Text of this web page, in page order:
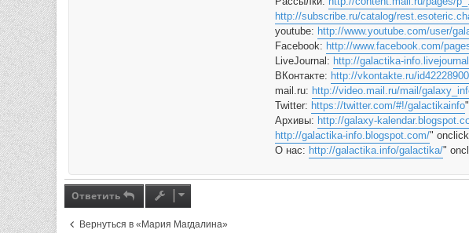
http://subscribe.ru/catalog/
youtube: http://www.youtube.com/user/
Facebook: http://www.facebook.com/
LiveJournal: http://galactika-
ВКонтакте: http://vkontakte.ru/id42228900
mail.ru: http://video.mail.ru/mail/
Twitter: https://twitter.com/#!/galactikainfo
Архивы: http://galaxy-
http://galactika-info.blogspot.com/"
О нас: http://galactika.info/galactika/"
Ответить
Вернуться в «Мария Магдалина»